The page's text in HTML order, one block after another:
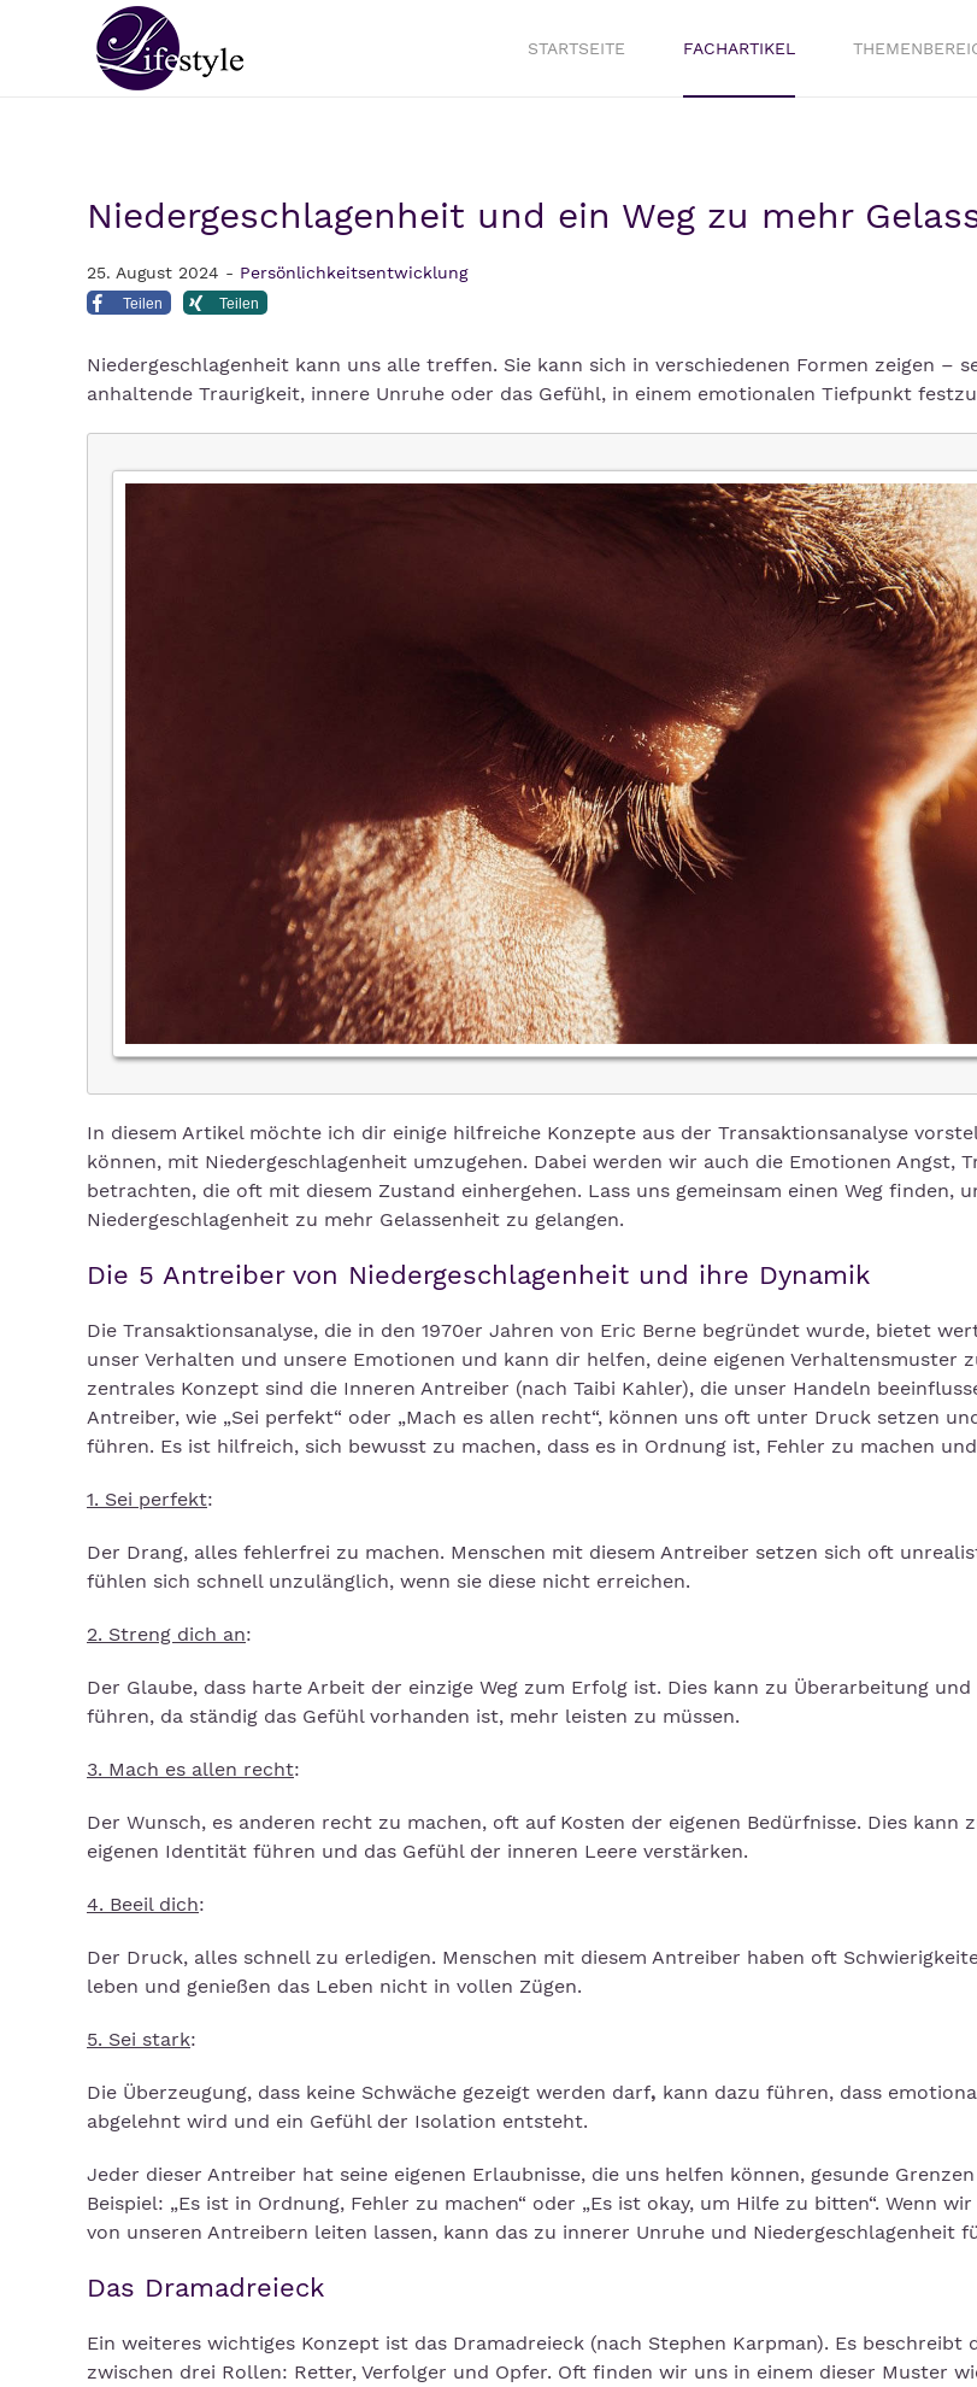
STARTSEITE FACHARTIKEL
Niedergeschlagenheit und ein Weg zu mehr
25. August 2024 - Persönlichkeitsentwicklung
Teilen Teilen
Niedergeschlagenheit kann uns alle treffen. Sie kann sich in verschiedenen Formen zeigen –
anhaltende Traurigkeit, innere Unruhe oder das Gefühl, in einem emotionalen Tiefpunkt
In diesem Artikel möchte ich dir einige hilfreiche Konzepte aus der Transaktionsanalyse
können, mit Niedergeschlagenheit umzugehen. Dabei werden wir auch die Emotionen Angst,
betrachten, die oft mit diesem Zustand einhergehen. Lass uns gemeinsam einen Weg finden,
Niedergeschlagenheit zu mehr Gelassenheit zu gelangen.
Die 5 Antreiber von Niedergeschlagenheit und ihre Dynamik
Die Transaktionsanalyse, die in den 1970er Jahren von Eric Berne begründet wurde, bietet
unser Verhalten und unsere Emotionen und kann dir helfen, deine eigenen Verhaltensmuster
zentrales Konzept sind die Inneren Antreiber (nach Taibi Kahler), die unser Handeln
Antreiber, wie „Sei perfekt“ oder „Mach es allen recht“, können uns oft unter Druck setzen
führen. Es ist hilfreich, sich bewusst zu machen, dass es in Ordnung ist, Fehler zu machen
1. Sei perfekt:
Der Drang, alles fehlerfrei zu machen. Menschen mit diesem Antreiber setzen sich oft
fühlen sich schnell unzulänglich, wenn sie diese nicht erreichen.
2. Streng dich an:
Der Glaube, dass harte Arbeit der einzige Weg zum Erfolg ist. Dies kann zu Überarbeitung
führen, da ständig das Gefühl vorhanden ist, mehr leisten zu müssen.
3. Mach es allen recht:
Der Wunsch, es anderen recht zu machen, oft auf Kosten der eigenen Bedürfnisse. Dies kann
eigenen Identität führen und das Gefühl der inneren Leere verstärken.
4. Beeil dich:
Der Druck, alles schnell zu erledigen. Menschen mit diesem Antreiber haben oft
leben und genießen das Leben nicht in vollen Zügen.
5. Sei stark:
Die Überzeugung, dass keine Schwäche gezeigt werden darf, kann dazu führen, dass
abgelehnt wird und ein Gefühl der Isolation entsteht.
Jeder dieser Antreiber hat seine eigenen Erlaubnisse, die uns helfen können, gesunde
Beispiel: „Es ist in Ordnung, Fehler zu machen“ oder „Es ist okay, um Hilfe zu bitten“. Wenn
von unseren Antreibern leiten lassen, kann das zu innerer Unruhe und Niedergeschlagenheit
Das Dramadreieck
Ein weiteres wichtiges Konzept ist das Dramadreieck (nach Stephen Karpman). Es beschreibt
zwischen drei Rollen: Retter, Verfolger und Opfer. Oft finden wir uns in einem dieser Muster